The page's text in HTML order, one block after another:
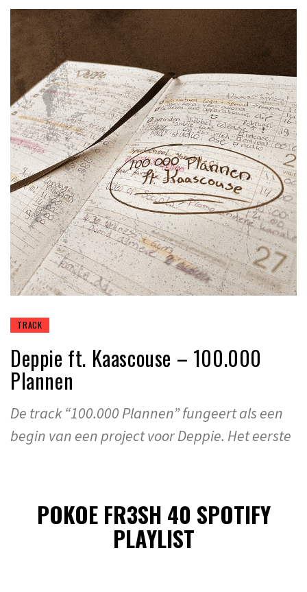
TRACK
Deppie ft. Kaascouse – 100.000
Plannen
De track “100.000 Plannen” fungeert als een
begin van een project voor Deppie. Het eerste
POKOE FR3SH 40 SPOTIFY
PLAYLIST